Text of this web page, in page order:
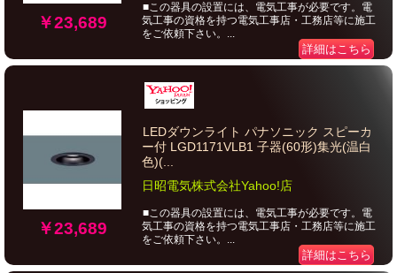
￥23,689
■この器具の設置には、電気工事が必要です。電
気工事の資格を持つ電気工事店・工務店等に施工
をご依頼下さい。...
詳細はこちら
￥23,689
LEDダウンライト パナソニック スピーカ
ー付 LGD1171VLB1 子器(60形)集光(温白
色)(...
日昭電気株式会社Yahoo!店
■この器具の設置には、電気工事が必要です。電
気工事の資格を持つ電気工事店・工務店等に施工
をご依頼下さい。...
詳細はこちら